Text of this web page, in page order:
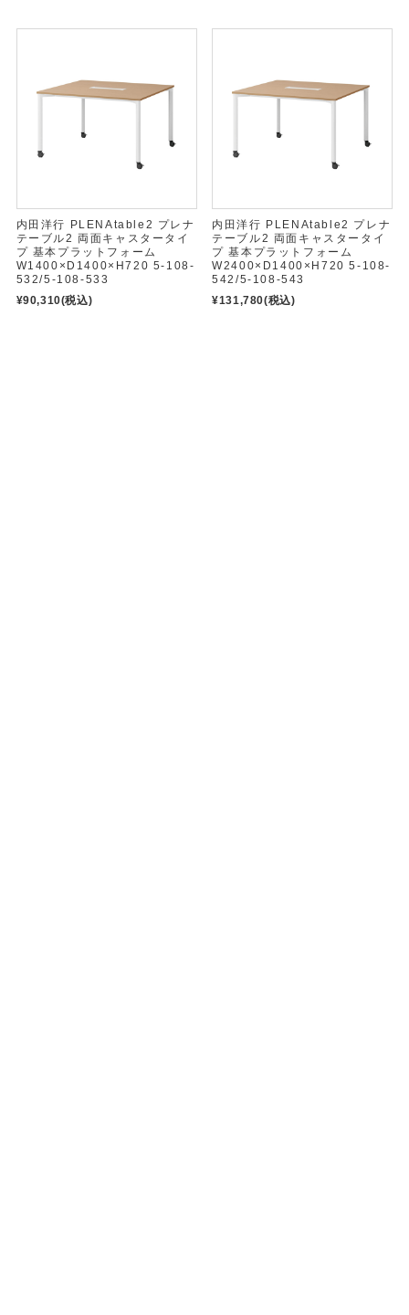
内田洋行 PLENAtable2 プレナ
テーブル2 両面キャスタータイ
プ 基本プラットフォーム
W1400×D1400×H720 5-108-
532/5-108-533
¥90,310(税込)
内田洋行 PLENAtable2 プレナ
テーブル2 両面キャスタータイ
プ 基本プラットフォーム
W2400×D1400×H720 5-108-
542/5-108-543
¥131,780(税込)